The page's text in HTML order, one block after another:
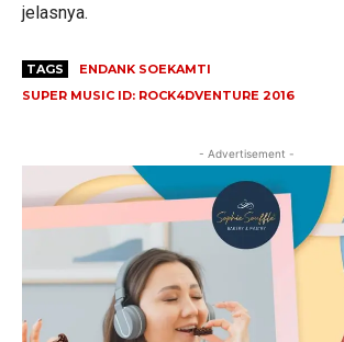
jelasnya.
TAGS
ENDANK SOEKAMTI
SUPER MUSIC ID: ROCK4DVENTURE 2016
- Advertisement -